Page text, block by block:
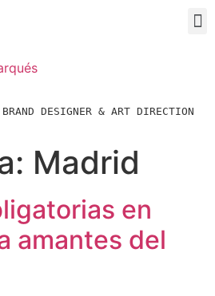
BRAND DESIGNER & ART DIRECTION
Madrid
en
amantes del